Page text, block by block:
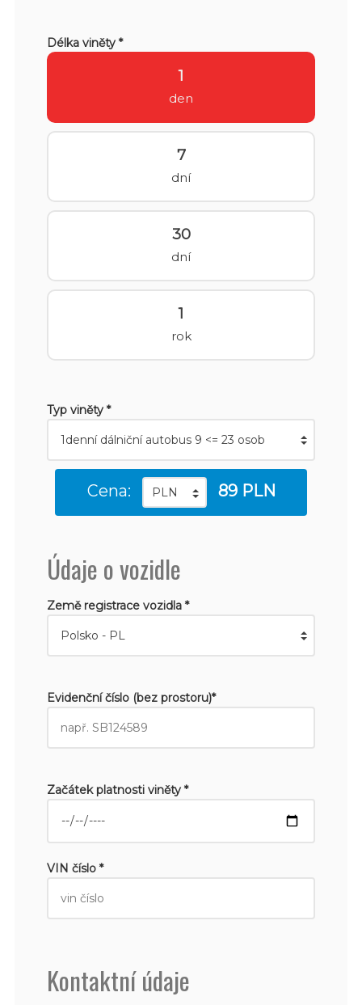
Délka viněty *
1
den
7
dní
30
dní
1
rok
Typ viněty *
Cena: 89 PLN
Údaje o vozidle
Země registrace vozidla *
Evidenční číslo (bez prostoru)*
Začátek platnosti viněty *
VIN číslo *
Kontaktní údaje